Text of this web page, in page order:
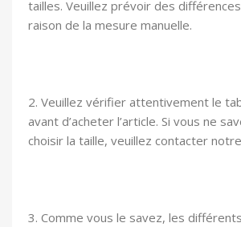
tailles. Veuillez prévoir des
raison de la mesure manuelle.
2. Veuillez vérifier attentivement le
avant d’acheter l’article. Si vous ne
choisir la taille, veuillez contacter
3. Comme vous le savez, les